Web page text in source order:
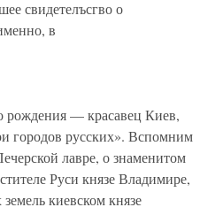
свидетелъсгво о
в
рождения — красавец Киев,
городов русских». Вспомним
лавре, о знаменитом
Руси князе Владимире,
киевском князе